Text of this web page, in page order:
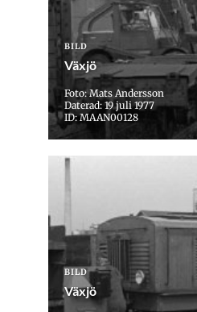
BILD
Växjö
Foto: Mats Andersson
Daterad: 19 juli 1977
ID: MAAN00128
BILD
Växjö